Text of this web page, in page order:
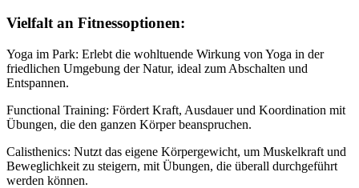
Vielfalt an Fitnessoptionen:
Yoga im Park: Erlebt die wohltuende Wirkung von Yoga in der
friedlichen Umgebung der Natur, ideal zum Abschalten und
Entspannen.
Functional Training: Fördert Kraft, Ausdauer und Koordination mit
Übungen, die den ganzen Körper beanspruchen.
Calisthenics: Nutzt das eigene Körpergewicht, um Muskelkraft und
Beweglichkeit zu steigern, mit Übungen, die überall durchgeführt
werden können.